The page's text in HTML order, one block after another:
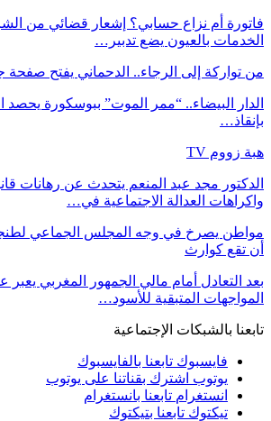
فاتورة أم نزاع حسابي؟ إشعار قضائي من
الخدمات بالعيون يضع تدبير…
من تواركة إلى الرجاء.. الدحماني يفتح
الدار البيضاء.. “ممر الموت” ببوسكورة
بإنقاذ…
هبة زووم TV
واكراهات العدالة الاجتماعية في…
مواطن يصرخ في وجه المجلس الجماعي
أن تقع كوارث
بعد التعادل أمام مالي الجمهور المغربي يعبر
المواجهات المتبقية للأسود…
تابعنا بالشبكات الإجتماعية
فايسبوك تابعنا بالفايسبوك
يوتوب اشترك بقناتنا على يوتوب
انستغرام تابعنا بانستغرام
تيكتوك تابعنا بتيكتوك